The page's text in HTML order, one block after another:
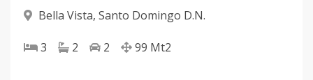
Bella Vista, Santo Domingo D.N.
3 2 2 99 Mt2